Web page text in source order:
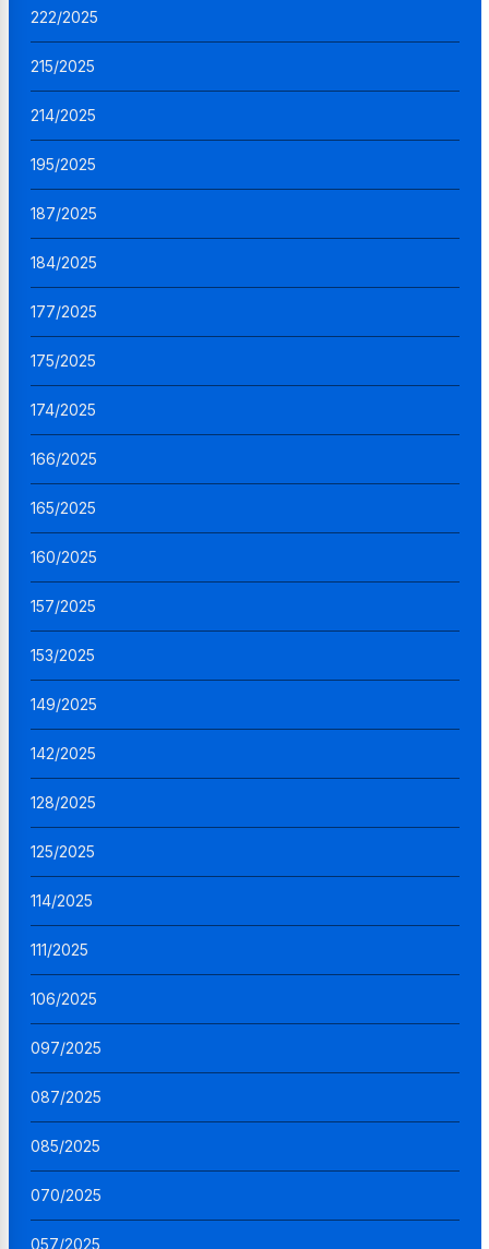
222/2025
215/2025
214/2025
195/2025
187/2025
184/2025
177/2025
175/2025
174/2025
166/2025
165/2025
160/2025
157/2025
153/2025
149/2025
142/2025
128/2025
125/2025
114/2025
111/2025
106/2025
097/2025
087/2025
085/2025
070/2025
057/2025